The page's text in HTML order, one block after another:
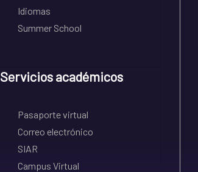
Idiomas
Summer School
Servicios académicos
Pasaporte virtual
Correo electrónico
SIAR
Campus Virtual